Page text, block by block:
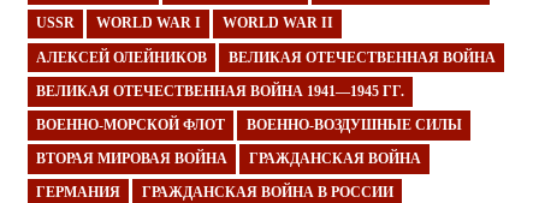
USSR WORLD WAR I WORLD WAR II
АЛЕКСЕЙ ОЛЕЙНИКОВ ВЕЛИКАЯ ОТЕЧЕСТВЕННАЯ ВОЙНА
ВЕЛИКАЯ ОТЕЧЕСТВЕННАЯ ВОЙНА 1941—1945 ГГ.
ВОЕННО-МОРСКОЙ ФЛОТ ВОЕННО-ВОЗДУШНЫЕ СИЛЫ
ВТОРАЯ МИРОВАЯ ВОЙНА ГРАЖДАНСКАЯ ВОЙНА
ГЕРМАНИЯ ГРАЖДАНСКАЯ ВОЙНА В РОССИИ